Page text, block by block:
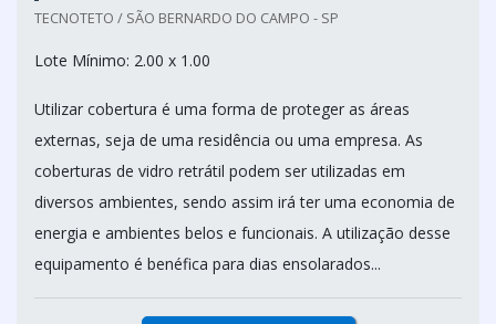
TECNOTETO / SÃO BERNARDO DO CAMPO - SP
Lote Mínimo: 2.00 x 1.00
Utilizar cobertura é uma forma de proteger as áreas
externas, seja de uma residência ou uma empresa. As
coberturas de vidro retrátil podem ser utilizadas em
diversos ambientes, sendo assim irá ter uma economia de
energia e ambientes belos e funcionais. A utilização desse
equipamento é benéfica para dias ensolarados...